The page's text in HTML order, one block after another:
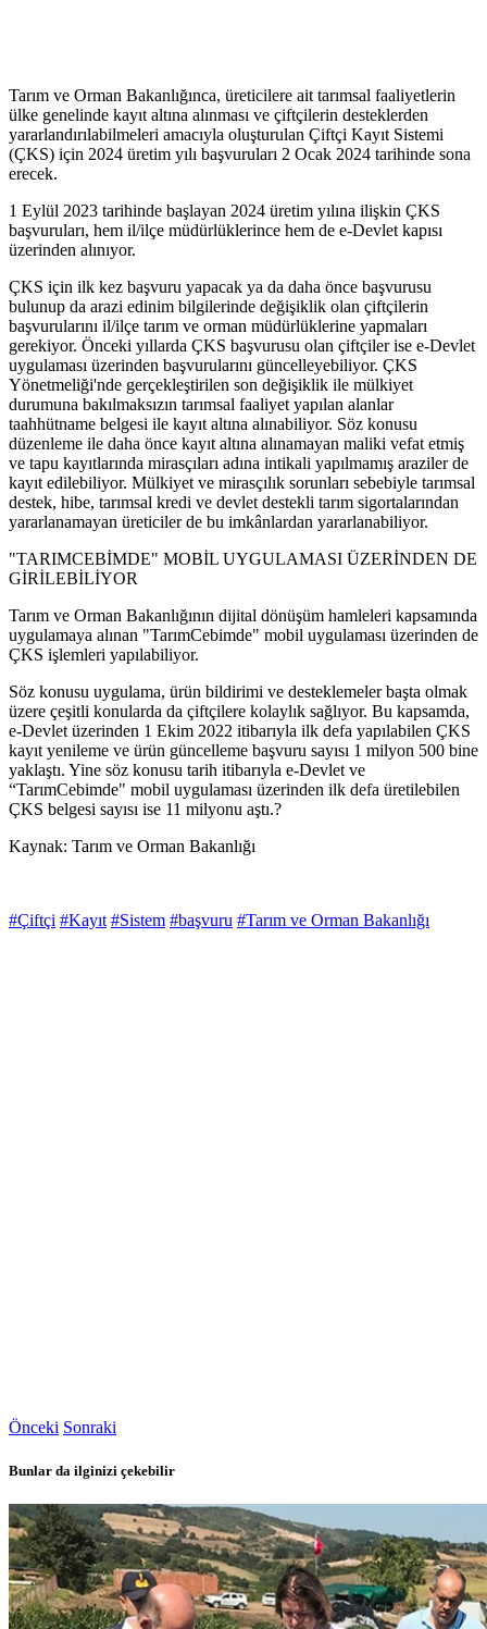
Tarım ve Orman Bakanlığınca, üreticilere ait tarımsal faaliyetlerin
ülke genelinde kayıt altına alınması ve çiftçilerin desteklerden
yararlandırılabilmeleri amacıyla oluşturulan Çiftçi Kayıt Sistemi
(ÇKS) için 2024 üretim yılı başvuruları 2 Ocak 2024 tarihinde sona
erecek.
1 Eylül 2023 tarihinde başlayan 2024 üretim yılına ilişkin ÇKS
başvuruları, hem il/ilçe müdürlüklerince hem de e-Devlet kapısı
üzerinden alınıyor.
ÇKS için ilk kez başvuru yapacak ya da daha önce başvurusu
bulunup da arazi edinim bilgilerinde değişiklik olan çiftçilerin
başvurularını il/ilçe tarım ve orman müdürlüklerine yapmaları
gerekiyor. Önceki yıllarda ÇKS başvurusu olan çiftçiler ise e-Devlet
uygulaması üzerinden başvurularını güncelleyebiliyor. ÇKS
Yönetmeliği'nde gerçekleştirilen son değişiklik ile mülkiyet
durumuna bakılmaksızın tarımsal faaliyet yapılan alanlar
taahhütname belgesi ile kayıt altına alınabiliyor. Söz konusu
düzenleme ile daha önce kayıt altına alınamayan maliki vefat etmiş
ve tapu kayıtlarında mirasçıları adına intikali yapılmamış araziler de
kayıt edilebiliyor. Mülkiyet ve mirasçılık sorunları sebebiyle tarımsal
destek, hibe, tarımsal kredi ve devlet destekli tarım sigortalarından
yararlanamayan üreticiler de bu imkânlardan yararlanabiliyor.
"TARIMCEBİMDE" MOBİL UYGULAMASI ÜZERİNDEN DE
GİRİLEBİLİYOR
Tarım ve Orman Bakanlığının dijital dönüşüm hamleleri kapsamında
uygulamaya alınan "TarımCebimde" mobil uygulaması üzerinden de
ÇKS işlemleri yapılabiliyor.
Söz konusu uygulama, ürün bildirimi ve desteklemeler başta olmak
üzere çeşitli konularda da çiftçilere kolaylık sağlıyor. Bu kapsamda,
e-Devlet üzerinden 1 Ekim 2022 itibarıyla ilk defa yapılabilen ÇKS
kayıt yenileme ve ürün güncelleme başvuru sayısı 1 milyon 500 bine
yaklaştı. Yine söz konusu tarih itibarıyla e-Devlet ve
“TarımCebimde" mobil uygulaması üzerinden ilk defa üretilebilen
ÇKS belgesi sayısı ise 11 milyonu aştı.?
Kaynak: Tarım ve Orman Bakanlığı
#Çiftçi #Kayıt #Sistem #başvuru #Tarım ve Orman Bakanlığı
Önceki Sonraki
Bunlar da ilginizi çekebilir